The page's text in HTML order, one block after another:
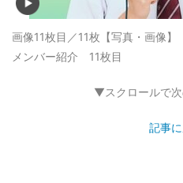
画像11枚目／11枚 【写真・画像
メンバー紹介 11枚目
▼スクロールで
記事